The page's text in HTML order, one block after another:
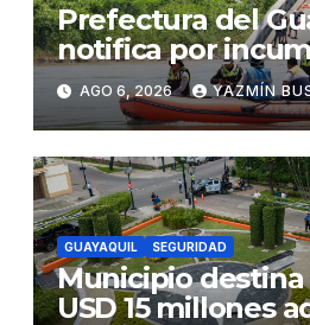
Prefectura del
notifica por
contractual a la
CONORTE y
en desmontaje
Gonzalo Icaza
Daule
AGO 6, 2026 YAZMÍN
GUAYAQUIL SEGURIDAD
Municipio destina
USD 15 millones